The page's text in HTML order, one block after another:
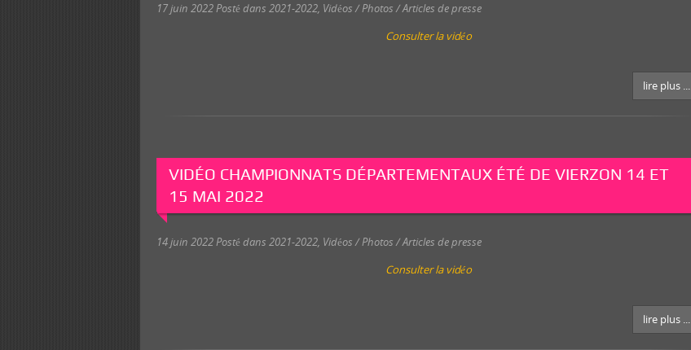
17 juin 2022Posté dans 2021-2022, Vidéos / Photos / Articles de presse
Consulter la vidéo
lire plus ...
VIDÉO CHAMPIONNATS DÉPARTEMENTAUX ÉTÉ DE VIERZON 14 ET
15 MAI 2022
14 juin 2022Posté dans 2021-2022, Vidéos / Photos / Articles de presse
Consulter la vidéo
lire plus ...